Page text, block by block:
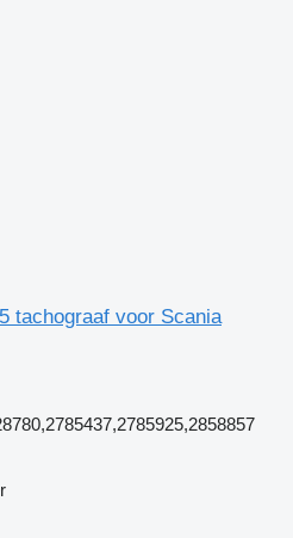
tachograaf voor Scania